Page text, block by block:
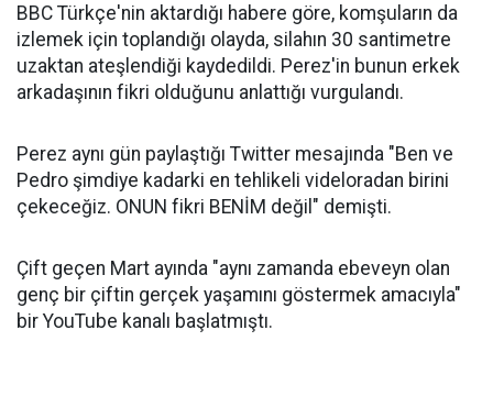
BBC Türkçe'nin aktardığı habere göre, komşuların da
izlemek için toplandığı olayda, silahın 30 santimetre
uzaktan ateşlendiği kaydedildi. Perez'in bunun erkek
arkadaşının fikri olduğunu anlattığı vurgulandı.
Perez aynı gün paylaştığı Twitter mesajında "Ben ve
Pedro şimdiye kadarki en tehlikeli videloradan birini
çekeceğiz. ONUN fikri BENİM değil" demişti.
Çift geçen Mart ayında "aynı zamanda ebeveyn olan
genç bir çiftin gerçek yaşamını göstermek amacıyla"
bir YouTube kanalı başlatmıştı.